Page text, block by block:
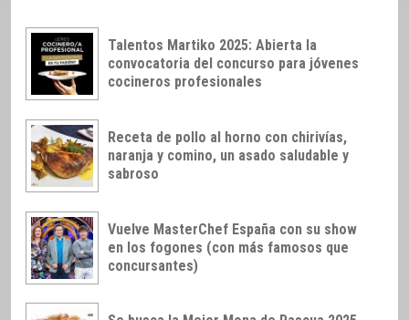
Talentos Martiko 2025: Abierta la
convocatoria del concurso para jóvenes
cocineros profesionales
Receta de pollo al horno con chirivías,
naranja y comino, un asado saludable y
sabroso
Vuelve MasterChef España con su show
en los fogones (con más famosos que
concursantes)